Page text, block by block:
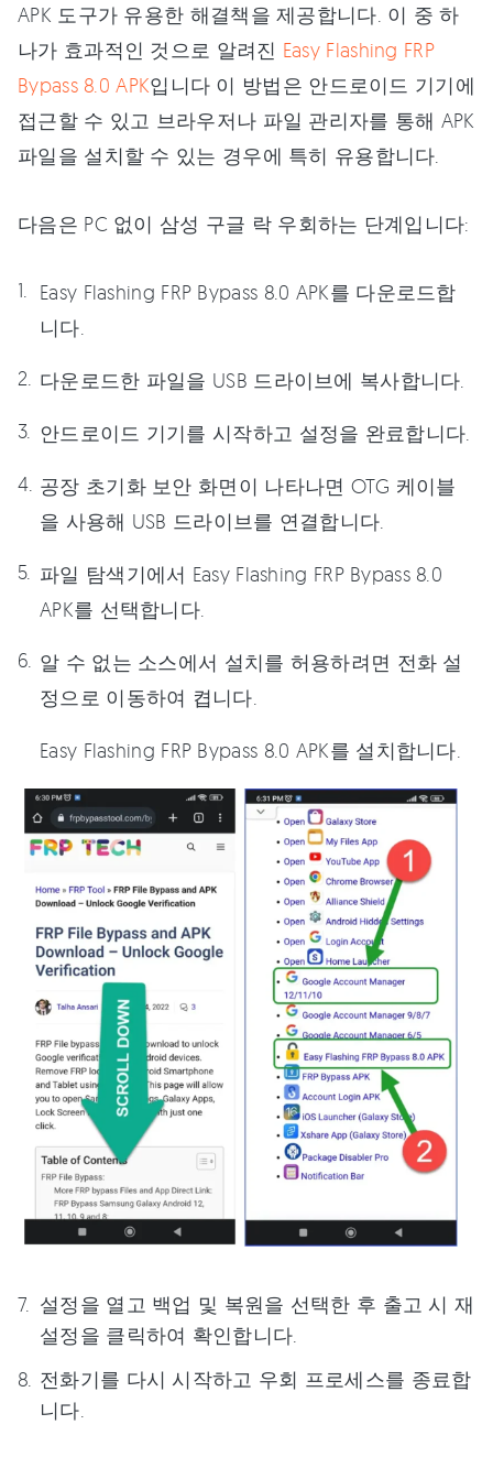
APK 도구가 유용한 해결책을 제공합니다. 이 중 하
나가 효과적인 것으로 알려진 Easy Flashing FRP
Bypass 8.0 APK입니다 이 방법은 안드로이드 기기에
접근할 수 있고 브라우저나 파일 관리자를 통해 APK
파일을 설치할 수 있는 경우에 특히 유용합니다.
다음은 PC 없이 삼성 구글 락 우회하는 단계입니다:
Easy Flashing FRP Bypass 8.0 APK를 다운로드합
니다.
다운로드한 파일을 USB 드라이브에 복사합니다.
안드로이드 기기를 시작하고 설정을 완료합니다.
공장 초기화 보안 화면이 나타나면 OTG 케이블
을 사용해 USB 드라이브를 연결합니다.
파일 탐색기에서 Easy Flashing FRP Bypass 8.0
APK를 선택합니다.
알 수 없는 소스에서 설치를 허용하려면 전화 설
정으로 이동하여 켭니다.
Easy Flashing FRP Bypass 8.0 APK를 설치합니다.
설정을 열고 백업 및 복원을 선택한 후 출고 시 재
설정을 클릭하여 확인합니다.
전화기를 다시 시작하고 우회 프로세스를 종료합
니다.